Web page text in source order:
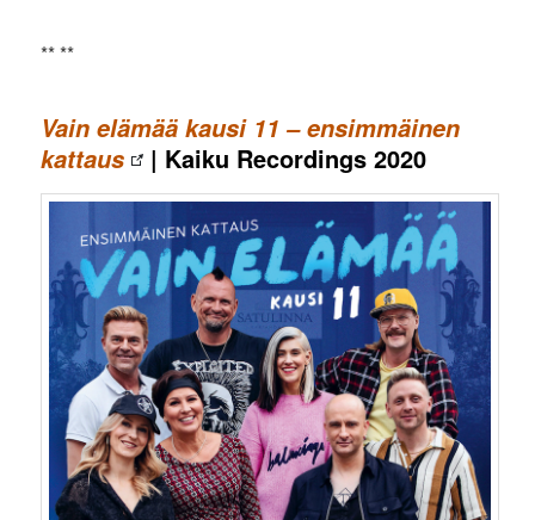
** **
Vain elämää kausi 11 – ensimmäinen
kattaus
| Kaiku Recordings 2020